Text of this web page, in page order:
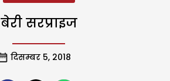
बेरी सरप्राइज
दिसम्बर 5, 2018